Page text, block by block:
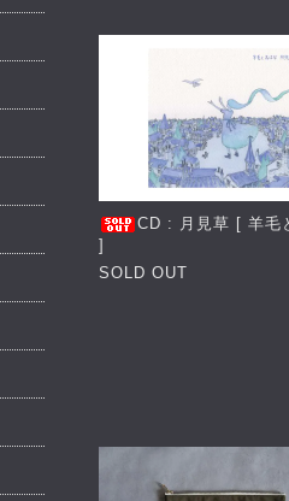
CD : 月見草 [ 羊毛
]
SOLD OUT